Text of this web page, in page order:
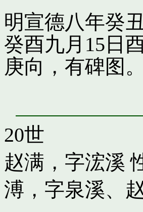
明宣德八年癸
癸酉九月15日
庚向，有碑图
20世
赵满，字浤溪
溥，字泉溪、